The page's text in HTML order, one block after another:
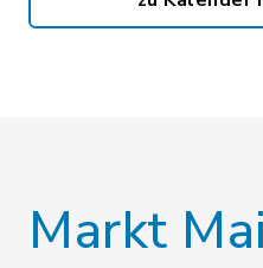
Markt